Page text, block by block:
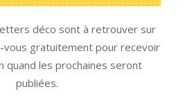
déco sont à retrouver sur
vous gratuitement pour recevoir
quand les prochaines seront
publiées.